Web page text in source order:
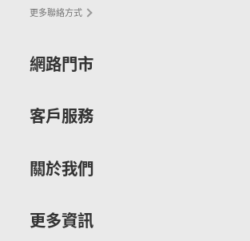
更多聯絡方式
網路門市
客戶服務
關於我們
更多資訊